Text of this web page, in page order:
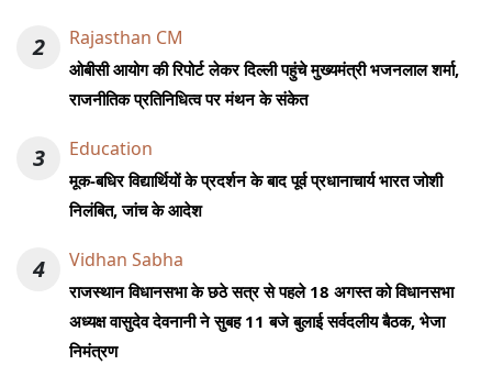
2 Rajasthan CM
ओबीसी आयोग की रिपोर्ट लेकर दिल्ली पहुंचे मुख्यमंत्री भजनलाल शर्मा,
राजनीतिक प्रतिनिधित्व पर मंथन के संकेत
3 Education
मूक-बधिर विद्यार्थियों के प्रदर्शन के बाद पूर्व प्रधानाचार्य भारत जोशी
निलंबित, जांच के आदेश
4 Vidhan Sabha
राजस्थान विधानसभा के छठे सत्र से पहले 18 अगस्त को विधानसभा
अध्यक्ष वासुदेव देवनानी ने सुबह 11 बजे बुलाई सर्वदलीय बैठक, भेजा
निमंत्रण